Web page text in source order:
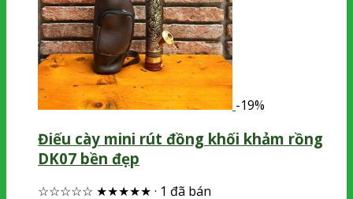
-19%
Điếu cày mini rút đồng khối khảm rồng
DK07 bền đẹp
☆☆☆☆☆ ★★★★★ · 1 đã bán